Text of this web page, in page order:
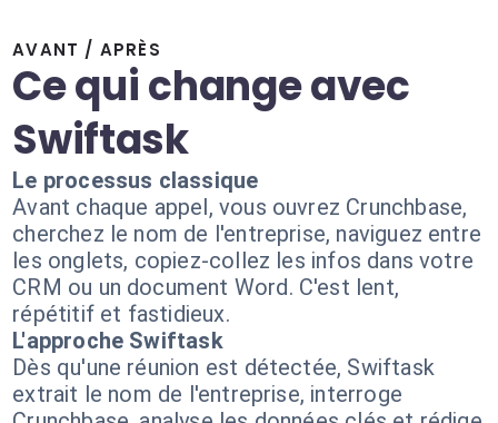
AVANT / APRÈS
Ce qui change avec
Swiftask
Le processus classique
Avant chaque appel, vous ouvrez Crunchbase,
cherchez le nom de l'entreprise, naviguez entre
les onglets, copiez-collez les infos dans votre
CRM ou un document Word. C'est lent,
répétitif et fastidieux.
L'approche Swiftask
Dès qu'une réunion est détectée, Swiftask
extrait le nom de l'entreprise, interroge